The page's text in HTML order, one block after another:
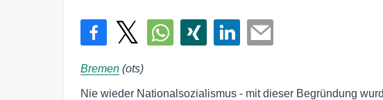
Bremen (ots)
Nie wieder Nationalsozialismus - mit dieser Begründung